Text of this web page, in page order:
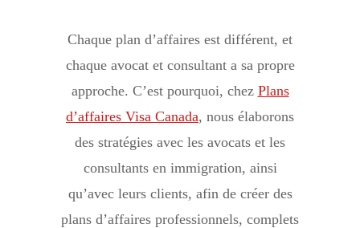
Chaque plan d’affaires est différent, et
chaque avocat et consultant a sa propre
approche. C’est pourquoi, chez Plans
d’affaires Visa Canada, nous élaborons
des stratégies avec les avocats et les
consultants en immigration, ainsi
qu’avec leurs clients, afin de créer des
plans d’affaires professionnels, complets